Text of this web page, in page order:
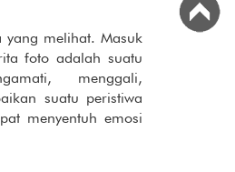
yang melihat. Masuk
foto adalah suatu
menggali,
suatu peristiwa
menyentuh emosi